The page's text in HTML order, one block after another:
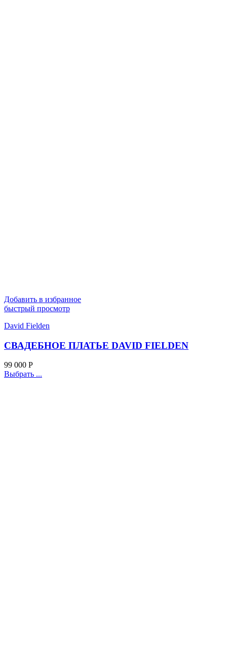
Добавить в избранное
быстрый просмотр
David Fielden
СВАДЕБНОЕ ПЛАТЬЕ DAVID FIELDEN
99 000 Р
Выбрать ...